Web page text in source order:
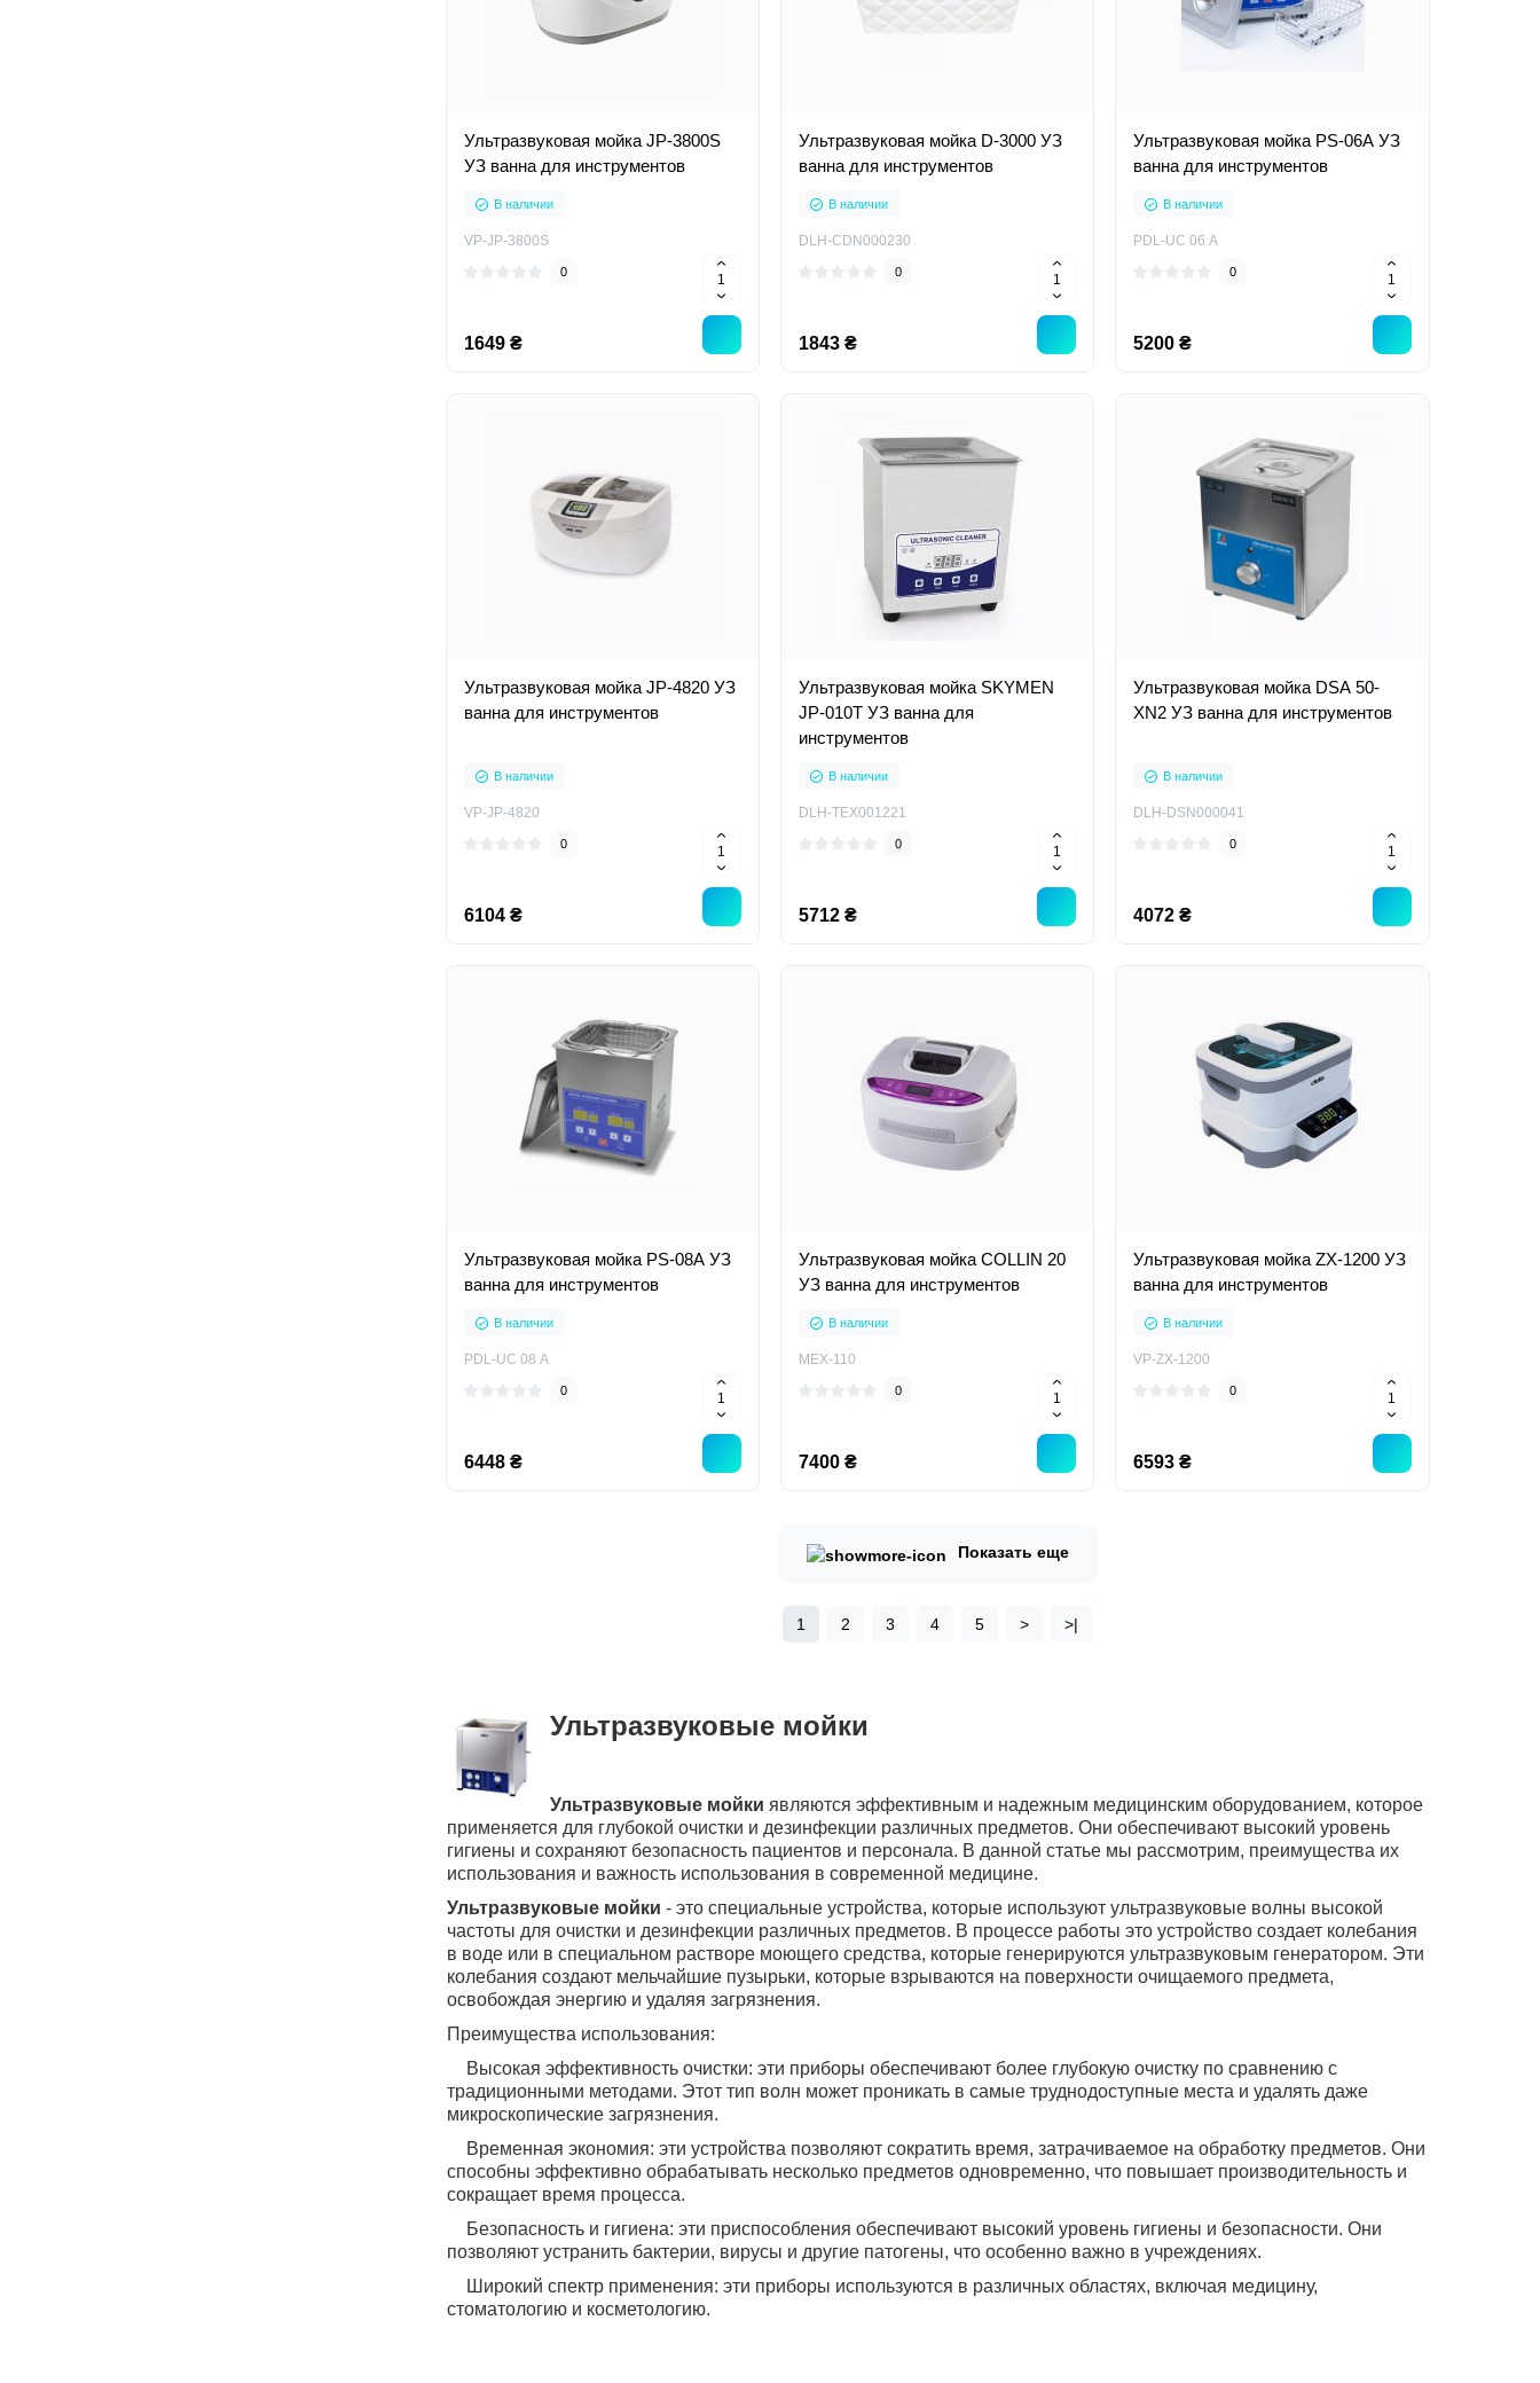
Ультразвуковая мойка JP-3800S
УЗ ванна для инструментов
В наличии
VP-JP-3800S
0
1649 ₴
Ультразвуковая мойка D-3000 УЗ
ванна для инструментов
В наличии
DLH-CDN000230
0
1843 ₴
Ультразвуковая мойка PS-06A УЗ
ванна для инструментов
В наличии
PDL-UC 06 А
0
5200 ₴
Ультразвуковая мойка JP-4820 УЗ
ванна для инструментов
В наличии
VP-JP-4820
0
6104 ₴
Ультразвуковая мойка SKYMEN
JP-010T УЗ ванна для
инструментов
В наличии
DLH-TEX001221
0
5712 ₴
Ультразвуковая мойка DSA 50-
XN2 УЗ ванна для инструментов
В наличии
DLH-DSN000041
0
4072 ₴
Ультразвуковая мойка PS-08A УЗ
ванна для инструментов
В наличии
PDL-UC 08 А
0
6448 ₴
Ультразвуковая мойка COLLIN 20
УЗ ванна для инструментов
В наличии
MEX-110
0
7400 ₴
Ультразвуковая мойка ZX-1200 УЗ
ванна для инструментов
В наличии
VP-ZX-1200
0
6593 ₴
Показать еще
1 2 3 4 5 > >|
Ультразвуковые мойки
Ультразвуковые мойки являются эффективным и надежным медицинским оборудованием, которое
применяется для глубокой очистки и дезинфекции различных предметов. Они обеспечивают высокий уровень
гигиены и сохраняют безопасность пациентов и персонала. В данной статье мы рассмотрим, преимущества их
использования и важность использования в современной медицине.
Ультразвуковые мойки - это специальные устройства, которые используют ультразвуковые волны высокой
частоты для очистки и дезинфекции различных предметов. В процессе работы это устройство создает колебания
в воде или в специальном растворе моющего средства, которые генерируются ультразвуковым генератором. Эти
колебания создают мельчайшие пузырьки, которые взрываются на поверхности очищаемого предмета,
освобождая энергию и удаляя загрязнения.
Преимущества использования:
Высокая эффективность очистки: эти приборы обеспечивают более глубокую очистку по сравнению с
традиционными методами. Этот тип волн может проникать в самые труднодоступные места и удалять даже
микроскопические загрязнения.
Временная экономия: эти устройства позволяют сократить время, затрачиваемое на обработку предметов. Они
способны эффективно обрабатывать несколько предметов одновременно, что повышает производительность и
сокращает время процесса.
Безопасность и гигиена: эти приспособления обеспечивают высокий уровень гигиены и безопасности. Они
позволяют устранить бактерии, вирусы и другие патогены, что особенно важно в учреждениях.
Широкий спектр применения: эти приборы используются в различных областях, включая медицину,
стоматологию и косметологию.